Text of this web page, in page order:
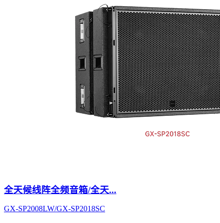
全天候线阵全频音箱/全天...
GX-SP2008LW/GX-SP2018SC